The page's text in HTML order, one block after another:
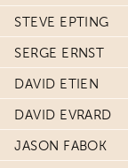
STEVE EPTING
SERGE ERNST
DAVID ETIEN
DAVID EVRARD
JASON FABOK